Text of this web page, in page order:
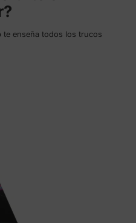
te enseña todos los trucos